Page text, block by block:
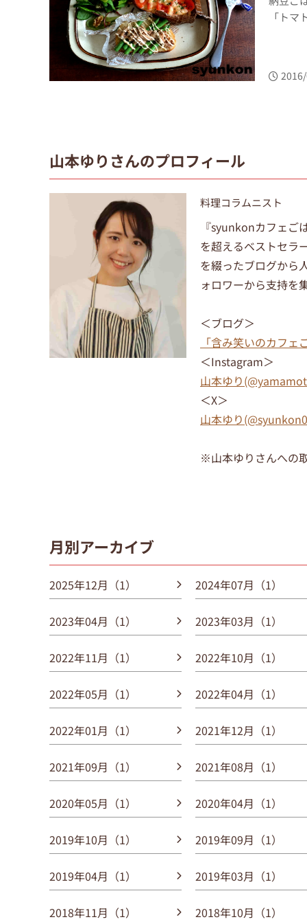
「ト
山本ゆりさんのプロフィール
料理コラムニスト
『syunkonカフェご
を超えるベストセラ
を綴ったブログから
ォロワーから支持を
＜ブログ＞
「含み笑いのカフ
＜Instagram＞
山本ゆり
＜X＞
山本ゆり
※山本ゆりさんへの
月別アーカイブ
2025年12月（1） 2024年07月（1）
2023年04月（1） 2023年03月（1）
2022年11月（1） 2022年10月（1）
2022年05月（1） 2022年04月（1）
2022年01月（1） 2021年12月（1）
2021年09月（1） 2021年08月（1）
2020年05月（1） 2020年04月（1）
2019年10月（1） 2019年09月（1）
2019年04月（1） 2019年03月（1）
2018年11月（1） 2018年10月（1）